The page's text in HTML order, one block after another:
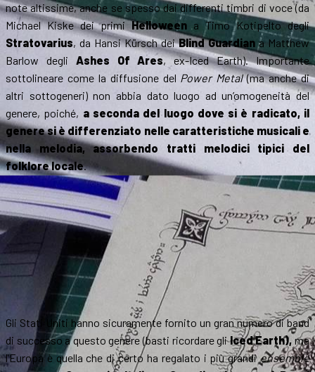
note altissime, anche se spesso dai differenti timbri di voce (da
Michael Kiske dei primiHelloween a Timo Kotipelto degli
Stratovarius, da Hansi Kürsch deiBlind Guardiana Matthew
Barlow degli Ashes Of Ares, ex-Iced Earth). Importante
sottolineare come la diffusione del Power Metal(ma anche di
altri sottogeneri) non abbia dato luogo ad un’omogeneità del
genere, poiché, a seconda del luogo dove si è radicato, il
genere si è differenziato nelle caratteristiche musicali e
nella melodia, assorbendo tratti melodici tipici del
folklore locale.
Gli Stati Uniti hanno sicuramente fornito un gran numero di band
di successo a questo genere (basti ricordare gliIced Earth),ma
l’Europa è quella che di certo ha regalato i più grandiensemble